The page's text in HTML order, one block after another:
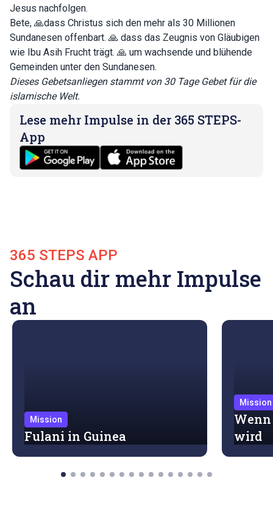
Jesus nachfolgen.
Bete, 🙏dass Christus sich den mehr als 30 Millionen
Sundanesen offenbart. 🙏 dass das Zeugnis von Gläubigen
wie Ibu Asih Frucht trägt. 🙏 um wachsende und blühende
Gemeinden unter den Sundanesen.
Dieses Gebetsanliegen stammt von 30 Tage Gebet für die
islamische Welt.
Lese mehr Impulse in der 365 STEPS-
App
365 STEPS APP
Schau dir mehr Impulse
an
Mission
Fulani in Guinea
Mission
wird